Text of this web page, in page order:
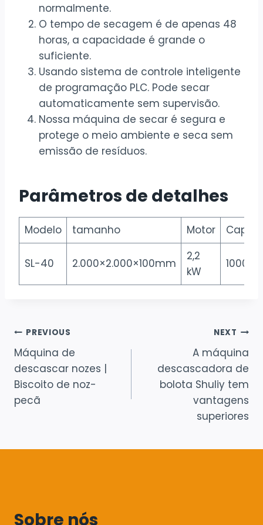
normalmente.
O tempo de secagem é de apenas 48
horas, a capacidade é grande o
suficiente.
Usando sistema de controle inteligente
de programação PLC. Pode secar
automaticamente sem supervisão.
Nossa máquina de secar é segura e
protege o meio ambiente e seca sem
emissão de resíduos.
Parâmetros de detalhes
Modelo tamanho Motor
SL-40 2.000×2.000×100mm
2,2
kW
Navegação
de
artigos
PREVIOUS
Máquina de
descascar nozes |
Biscoito de noz-
pecã
NEXT
A máquina
descascadora de
bolota Shuliy tem
vantagens
superiores
Sobre nós